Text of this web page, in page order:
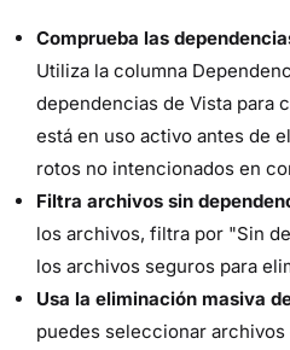
Comprueba las
Utiliza la columna
dependencias de Vista para
está en uso activo antes de
rotos no intencionados en
Filtra archivos sin
los archivos, filtra por "Sin
los archivos seguros para
Usa la eliminación masiva
puedes seleccionar